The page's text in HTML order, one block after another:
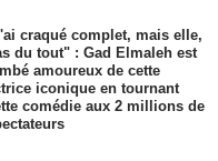
craqué complet, mais elle,
du tout" : Gad Elmaleh est
amoureux de cette
iconique en tournant
comédie aux 2 millions de